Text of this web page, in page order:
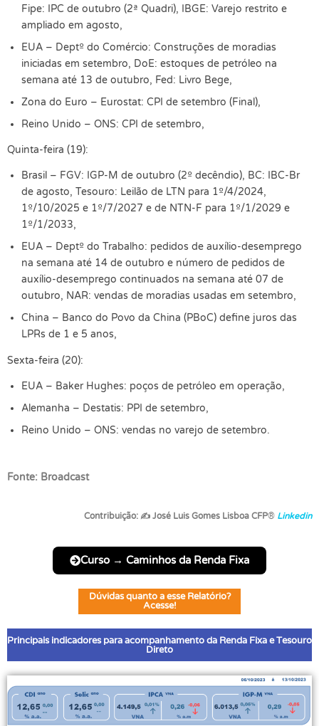
Fipe: IPC de outubro (2ª Quadri), IBGE: Varejo restrito e
ampliado em agosto,
EUA – Deptº do Comércio: Construções de moradias
iniciadas em setembro, DoE: estoques de petróleo na
semana até 13 de outubro, Fed: Livro Bege,
Zona do Euro – Eurostat: CPI de setembro (Final),
Reino Unido – ONS: CPI de setembro,
Quinta-feira (19):
Brasil – FGV: IGP-M de outubro (2º decêndio), BC: IBC-Br
de agosto, Tesouro: Leilão de LTN para 1º/4/2024,
1º/10/2025 e 1º/7/2027 e de NTN-F para 1º/1/2029 e
1º/1/2033,
EUA – Deptº do Trabalho: pedidos de auxílio-desemprego
na semana até 14 de outubro e número de pedidos de
auxílio-desemprego continuados na semana até 07 de
outubro, NAR: vendas de moradias usadas em setembro,
China – Banco do Povo da China (PBoC) define juros das
LPRs de 1 e 5 anos,
Sexta-feira (20):
EUA – Baker Hughes: poços de petróleo em operação,
Alemanha – Destatis: PPI de setembro,
Reino Unido – ONS: vendas no varejo de setembro.
Fonte: Broadcast
Contribuição: ✍ José Luis Gomes Lisboa CFP® Linkedin
Curso → Caminhos da Renda Fixa
Dúvidas quanto a esse Relatório?
Acesse!
Principais indicadores para acompanhamento da Renda Fixa e Tesouro
Direto